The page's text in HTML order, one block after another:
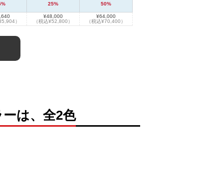
25% 50%
）
¥48,000
（税込¥52,800）
¥64,000
（税込¥70,400）
は、全2色